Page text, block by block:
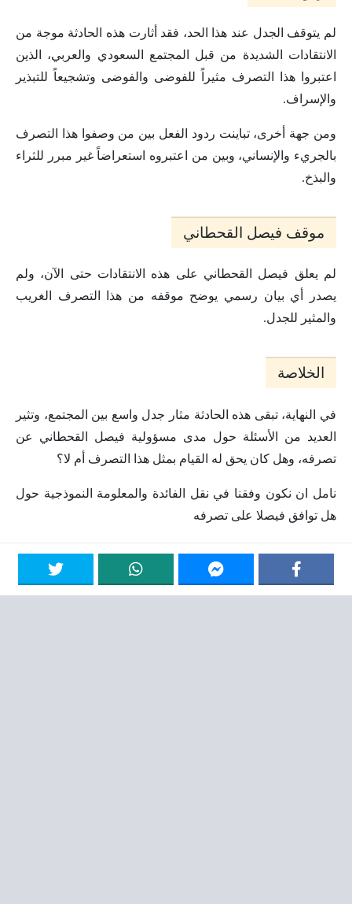
لم يتوقف الجدل عند هذا الحد، فقد أثارت هذه الحادثة موجة من
الانتقادات الشديدة من قبل المجتمع السعودي والعربي، الذين
اعتبروا هذا التصرف مثيراً للفوضى والفوضى وتشجيعاً للتبذير
والإسراف.
ومن جهة أخرى، تباينت ردود الفعل بين من وصفوا هذا التصرف
بالجريء والإنساني، وبين من اعتبروه استعراضاً غير مبرر للثراء
والبذخ.
موقف فيصل القحطاني
لم يعلق فيصل القحطاني على هذه الانتقادات حتى الآن، ولم
يصدر أي بيان رسمي يوضح موقفه من هذا التصرف الغريب
والمثير للجدل.
الخلاصة
في النهاية، تبقى هذه الحادثة مثار جدل واسع بين المجتمع، وتثير
العديد من الأسئلة حول مدى مسؤولية فيصل القحطاني عن
تصرفه، وهل كان يحق له القيام بمثل هذا التصرف أم لا؟
نامل ان نكون وفقنا في نقل الفائدة والمعلومة النموذجية حول
هل توافق فيصلا على تصرفه